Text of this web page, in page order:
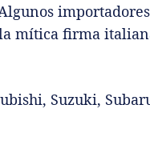
mítica firma
Suzuki,